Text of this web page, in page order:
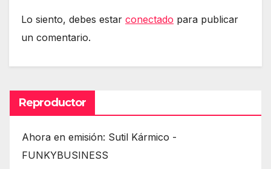
Lo siento, debes estar conectado para publicar
un comentario.
Reproductor
Ahora en emisión: Sutil Kármico -
FUNKYBUSINESS